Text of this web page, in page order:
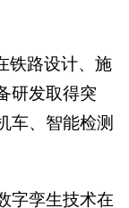
铁路设计、施
研发取得突
车、智能检测
字孪生技术在